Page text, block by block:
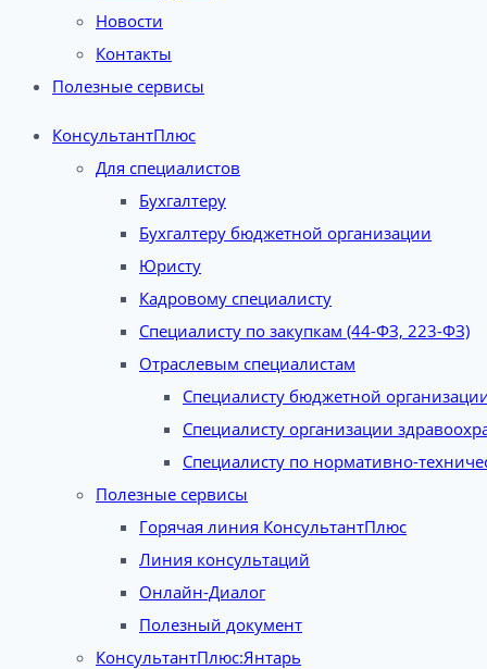
Новости
Контакты
Полезные сервисы
КонсультантПлюс
Для специалистов
Бухгалтеру
Бухгалтеру бюджетной организации
Юристу
Кадровому специалисту
Специалисту по закупкам (44-ФЗ, 223-ФЗ)
Отраслевым специалистам
Специалисту бюджетной
Специалисту организации
Специалисту по нормативно-
Полезные сервисы
Горячая линия КонсультантПлюс
Линия консультаций
Онлайн-Диалог
Полезный документ
КонсультантПлюс:Янтарь